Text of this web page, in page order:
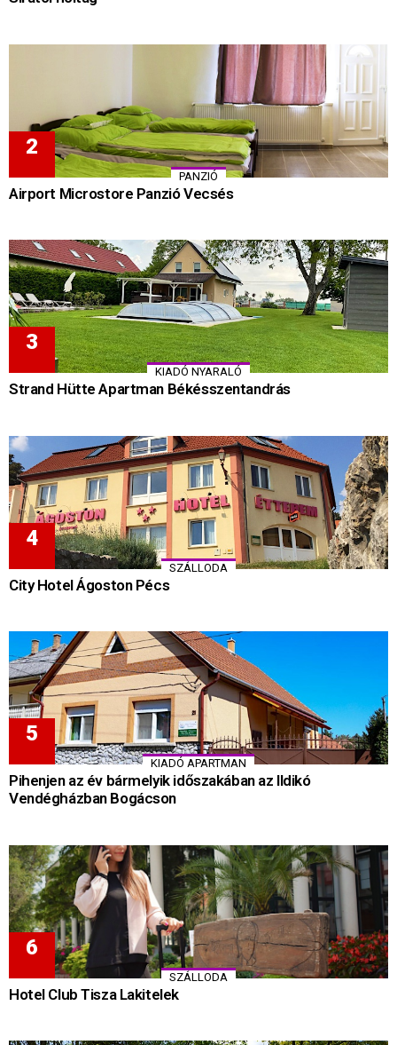
PANZIÓ
Airport Microstore Panzió Vecsés
KIADÓ NYARALÓ
Strand Hütte Apartman Békésszentandrás
SZÁLLODA
City Hotel Ágoston Pécs
KIADÓ APARTMAN
Pihenjen az év bármelyik időszakában az Ildikó
Vendégházban Bogácson
SZÁLLODA
Hotel Club Tisza Lakitelek